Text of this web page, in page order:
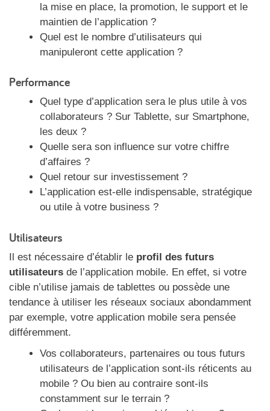
la mise en place, la promotion, le support et le
maintien de l’application ?
Quel est le nombre d’utilisateurs qui
manipuleront cette application ?
Performance
Quel type d’application sera le plus utile à vos
collaborateurs ? Sur Tablette, sur Smartphone,
les deux ?
Quelle sera son influence sur votre chiffre
d’affaires ?
Quel retour sur investissement ?
L’application est-elle indispensable, stratégique
ou utile à votre business ?
Utilisateurs
Il est nécessaire d’établir le profil des futurs
utilisateurs de l’application mobile. En effet, si votre
cible n’utilise jamais de tablettes ou possède une
tendance à utiliser les réseaux sociaux abondamment
par exemple, votre application mobile sera pensée
différemment.
Vos collaborateurs, partenaires ou tous futurs
utilisateurs de l’application sont-ils réticents au
mobile ? Ou bien au contraire sont-ils
constamment sur le terrain ?